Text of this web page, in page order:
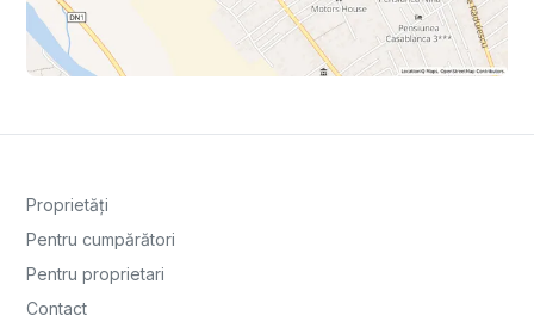
Proprietăți
Pentru cumpărători
Pentru proprietari
Contact